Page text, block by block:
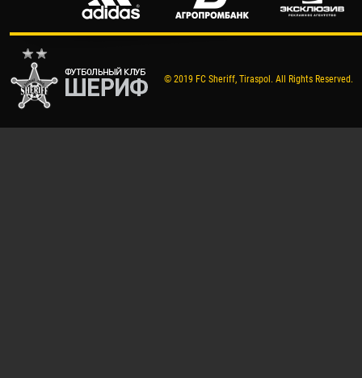
© 2019 FC Sheriff, Tiraspol. All Rights Reserved.